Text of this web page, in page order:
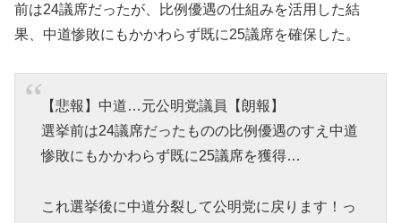
前は24議席だったが、比例優遇の仕組みを活用した結
果、中道惨敗にもかかわらず既に25議席を確保した。
【悲報】中道…元公明党議員【朗報】
選挙前は24議席だったものの比例優遇のすえ中道
惨敗にもかかわらず既に25議席を獲得…
これ選挙後に中道分裂して公明党に戻ります！っ